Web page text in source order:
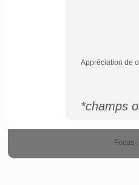
Appréciation de
*champs
Focus :